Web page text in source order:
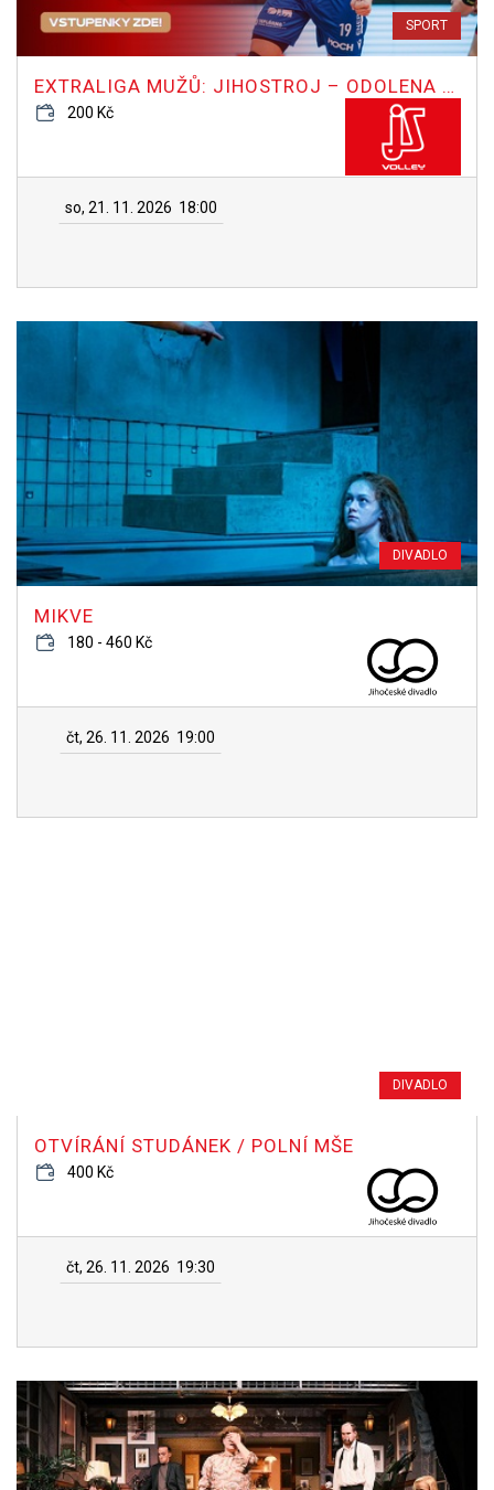
SPORT
EXTRALIGA MUŽŮ: JIHOSTROJ – ODOLENA VODA
200 Kč
so, 21. 11. 2026 18:00
DIVADLO
MIKVE
180 - 460 Kč
čt, 26. 11. 2026 19:00
DIVADLO
OTVÍRÁNÍ STUDÁNEK / POLNÍ MŠE
400 Kč
čt, 26. 11. 2026 19:30